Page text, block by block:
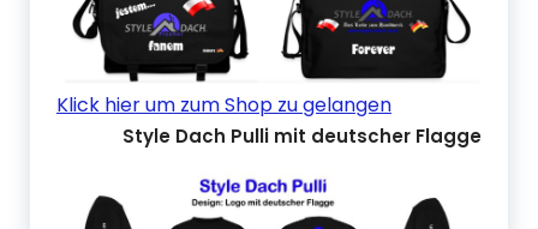
Klick hier um zum Shop zu gelangen
Style Dach Pulli mit deutscher Flagge